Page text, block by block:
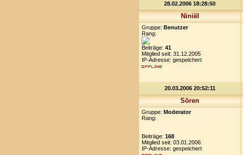
28.02.2006 18:28:50
Niniël
Gruppe: Benutzer
Rang:
Beiträge: 41
Mitglied seit: 31.12.2005
IP-Adresse: gespeichert
20.03.2006 20:52:11
Sören
Gruppe: Moderator
Rang:
Beiträge: 168
Mitglied seit: 03.01.2006
IP-Adresse: gespeichert